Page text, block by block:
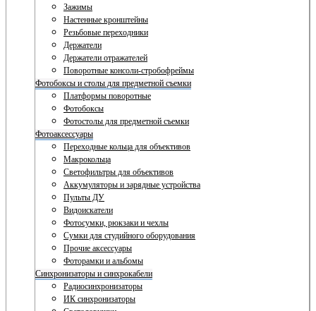
Зажимы
Настенные кронштейны
Резьбовые переходники
Держатели
Держатели отражателей
Поворотные консоли-стробофреймы
Фотобоксы и столы для предметной съемки
Платформы поворотные
Фотобоксы
Фотостолы для предметной съемки
Фотоаксессуары
Переходные кольца для объективов
Макрокольца
Светофильтры для объективов
Аккумуляторы и зарядные устройства
Пульты ДУ
Видоискатели
Фотосумки, рюкзаки и чехлы
Сумки для студийного оборудования
Прочие аксессуары
Фоторамки и альбомы
Синхронизаторы и синхрокабели
Радиосинхронизаторы
ИК синхронизаторы